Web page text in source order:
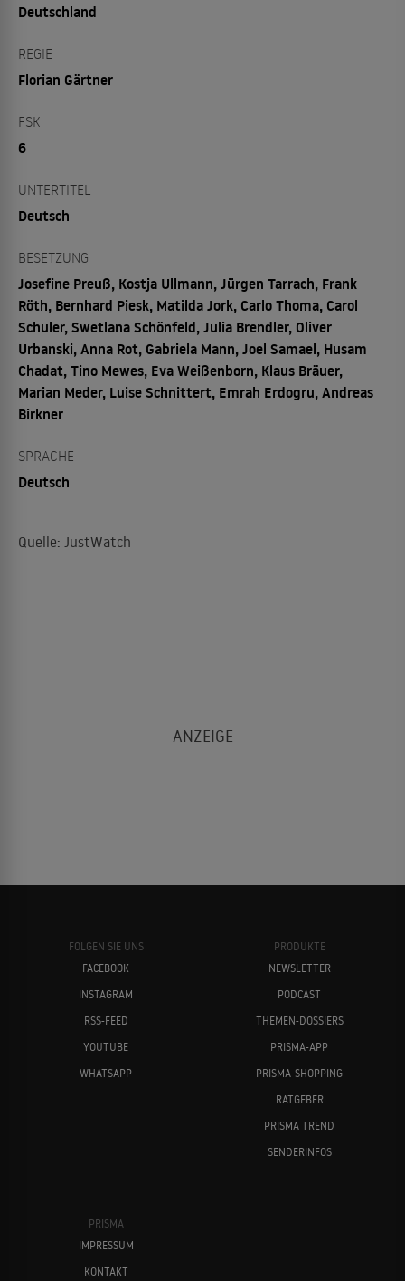
Deutschland
REGIE
Florian Gärtner
FSK
6
UNTERTITEL
Deutsch
BESETZUNG
Josefine Preuß, Kostja Ullmann, Jürgen Tarrach, Frank
Röth, Bernhard Piesk, Matilda Jork, Carlo Thoma, Carol
Schuler, Swetlana Schönfeld, Julia Brendler, Oliver
Urbanski, Anna Rot, Gabriela Mann, Joel Samael, Husam
Chadat, Tino Mewes, Eva Weißenborn, Klaus Bräuer,
Marian Meder, Luise Schnittert, Emrah Erdogru, Andreas
Birkner
SPRACHE
Deutsch
Quelle: JustWatch
FOLGEN SIE UNS
FACEBOOK
INSTAGRAM
RSS-FEED
YOUTUBE
WHATSAPP
PRODUKTE
NEWSLETTER
PODCAST
THEMEN-DOSSIERS
PRISMA-APP
PRISMA-SHOPPING
RATGEBER
PRISMA TREND
SENDERINFOS
PRISMA
IMPRESSUM
KONTAKT